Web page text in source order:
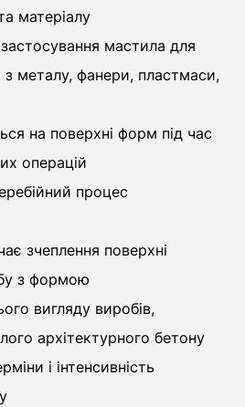
матеріалу
застосування мастила для
металу, фанери, пластмаси,
на поверхні форм під час
операцій
процес
зчеплення поверхні
з формою
вигляду виробів,
архітектурного бетону
і інтенсивність